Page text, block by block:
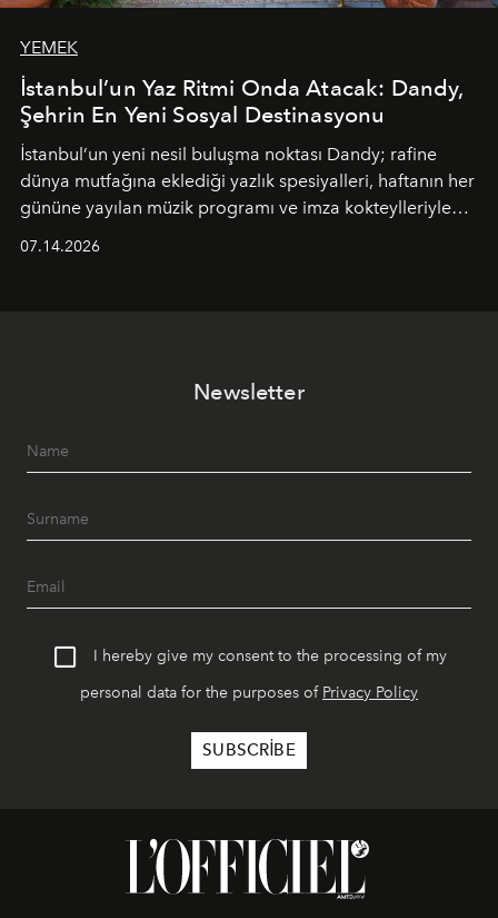
YEMEK
İstanbul’un Yaz Ritmi Onda Atacak: Dandy,
Şehrin En Yeni Sosyal Destinasyonu
İstanbul’un yeni nesil buluşma noktası Dandy; rafine
dünya mutfağına eklediği yazlık spesiyalleri, haftanın her
gününe yayılan müzik programı ve imza kokteylleriyle
07.14.2026
Newsletter
I hereby give my consent to the processing of my
personal data for the purposes of Privacy Policy